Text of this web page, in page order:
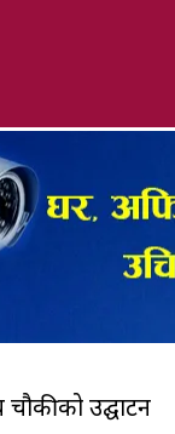
उद्घाटन